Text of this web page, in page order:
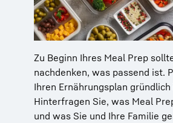
Zu Beginn Ihres Meal Prep
nachdenken, was passend ist.
Ihren Ernährungsplan gründlich
Hinterfragen Sie, was Meal
und was Sie und Ihre Familie